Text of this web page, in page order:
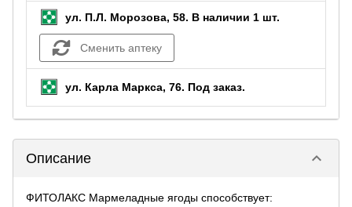
ул. П.Л. Морозова, 58. В наличии 1 шт.
Сменить аптеку
ул. Карла Маркса, 76. Под заказ.
Описание keyboard_arrow_down
ФИТОЛАКС Мармеладные ягоды способствует: